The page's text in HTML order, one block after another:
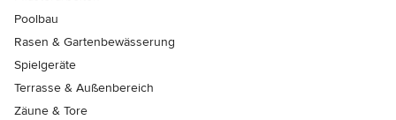
Poolbau
Rasen & Gartenbewässerung
Spielgeräte
Terrasse & Außenbereich
Zäune & Tore